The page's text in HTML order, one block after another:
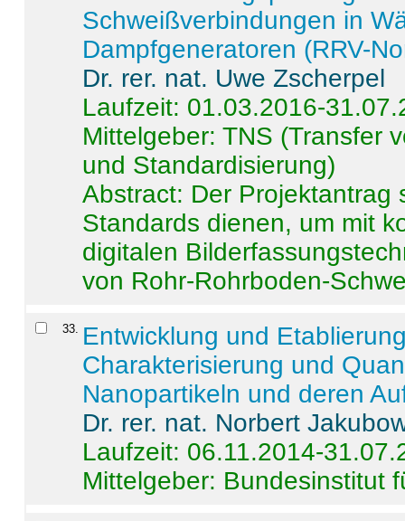
Schweißverbindungen in
Dampfgeneratoren (RRV-
Dr. rer. nat. Uwe Zscherpel
Laufzeit: 01.03.2016-
Mittelgeber: TNS (Transfer
und Standardisierung)
Abstract: Der Projektantrag
Standards dienen, um mit
digitalen
von Rohr-Rohrboden-
33. Entwicklung und
Charakterisierung und
Nanopartikeln und deren
Dr. rer. nat. Norbert
Laufzeit: 06.11.2014-
Mittelgeber: Bundesinstitut